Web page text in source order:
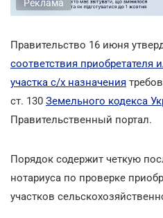
Реклама
Правительство 16 июня
соответствия приобретателя
участка с/х назначения
ст. 130 Земельного кодекса
Правительственный портал.
Порядок содержит четкую
нотариуса по проверке
участков